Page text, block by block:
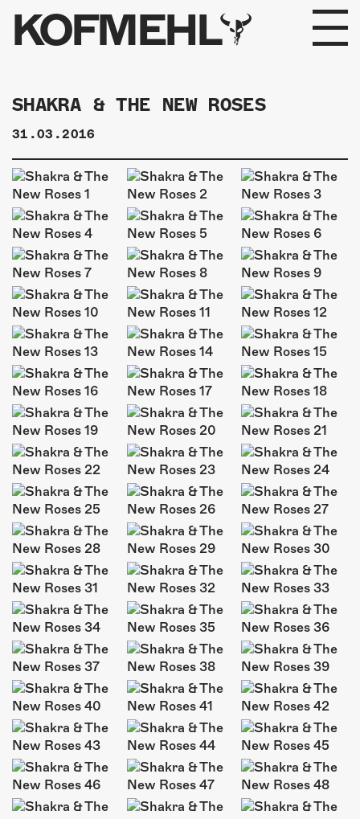
KOFMEHL
PROGRAMM
FABRIKGEFLÜSTER
GALERIE
FOTOGALERIE
PHOTOMAT
INFOS
KONTAKT
ÜBER UNS
GÖNNEREI
SHOP
MITMACHEN
SHAKRA & THE NEW ROSES
31.03.2016